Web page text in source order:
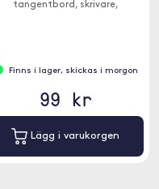
tangentbord, skrivare,
Finns i lager, skickas i morgon
99 kr
Lägg i varukorgen